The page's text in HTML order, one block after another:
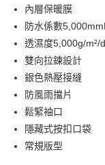
國泰世華商業銀行
臺灣中小企業銀行
匯豐（台灣）商業銀行
聯邦商業銀行
元大商業銀行
玉山商業銀行
台新國際商業銀行
台灣樂天信用卡公司
街口支付
悠遊付
AFTEE先享後付
相關說明
【關於「AFTEE先享後
AFTEE先享後付是「在
便利好安心！
內層保暖膜
防水係數
透濕度5,000g/m²/
雙向拉鍊設計
銀色熱壓接縫
防風雨擋片
鬆緊袖口
隱藏式按扣口袋
常規版型